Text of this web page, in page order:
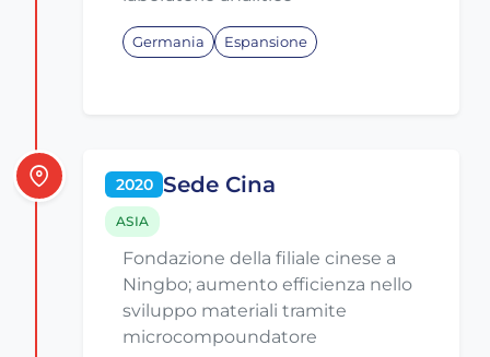
Germania Espansione
2020 Sede Cina
ASIA
Fondazione della filiale cinese a
Ningbo; aumento efficienza nello
sviluppo materiali tramite
microcompoundatore